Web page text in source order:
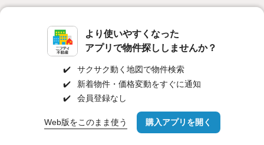
より使いやすくなった
アプリで物件探ししませんか？
✔️
サクサク動く地図で物件検索
✔️
新着物件・価格変動をすぐに通知
✔️
会員登録なし
Web版をこのまま使う 購入アプリを開く
市区町村を変更 詳細条件を変更
個人情報保護ポリシー 利用規約 運営会社